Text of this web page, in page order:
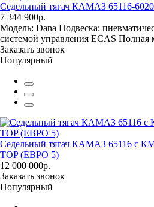
Седельный тягач КАМАЗ 65116-
7 344 900р.
Модель: Dana Подвеска:
системой управления ECAS Полная
Заказать звонок
Популярный
Седельный тягач КАМАЗ 65116 с
TOP (ЕВРО 5)
12 000 000р.
Заказать звонок
Популярный